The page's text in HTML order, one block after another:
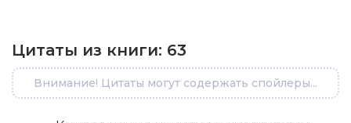
Цитаты из книги: 63
Внимание! Цитаты могут содержать спойлеры...